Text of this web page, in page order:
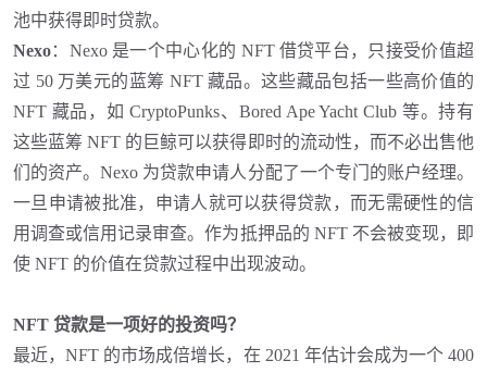
池中获得即时贷款。
Nexo： Nexo 是一个中心化的 NFT 借贷平台，只接受价值超
过 50 万美元的蓝筹 NFT 藏品。这些藏品包括一些高价值的
NFT 藏品，如 CryptoPunks、Bored Ape Yacht Club 等。持有
这些蓝筹 NFT 的巨鲸可以获得即时的流动性，而不必出售他
们的资产。Nexo 为贷款申请人分配了一个专门的账户经理。
一旦申请被批准，申请人就可以获得贷款，而无需硬性的信
用调查或信用记录审查。作为抵押品的 NFT 不会被变现，即
使 NFT 的价值在贷款过程中出现波动。
NFT 贷款是一项好的投资吗？
最近，NFT 的市场成倍增长，在 2021 年估计会成为一个 400